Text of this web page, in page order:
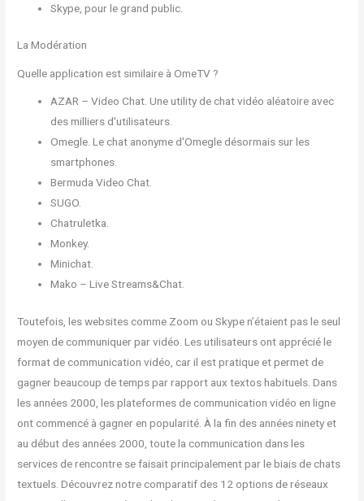
Skype, pour le grand public.
La Modération
Quelle application est similaire à OmeTV ?
AZAR – Video Chat. Une utility de chat vidéo aléatoire avec
des milliers d'utilisateurs.
Omegle. Le chat anonyme d'Omegle désormais sur les
smartphones.
Bermuda Video Chat.
SUGO.
Chatruletka.
Monkey.
Minichat.
Mako – Live Streams&Chat.
Toutefois, les websites comme Zoom ou Skype n’étaient pas le seul
moyen de communiquer par vidéo. Les utilisateurs ont apprécié le
format de communication vidéo, car il est pratique et permet de
gagner beaucoup de temps par rapport aux textos habituels. Dans
les années 2000, les plateformes de communication vidéo en ligne
ont commencé à gagner en popularité. À la fin des années ninety et
au début des années 2000, toute la communication dans les
services de rencontre se faisait principalement par le biais de chats
textuels. Découvrez notre comparatif des 12 options de réseaux